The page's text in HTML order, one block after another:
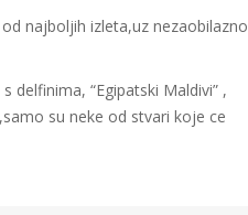
najboljih izleta,uz nezaobilazno
delfinima, “Egipatski Maldivi” ,
su neke od stvari koje ce